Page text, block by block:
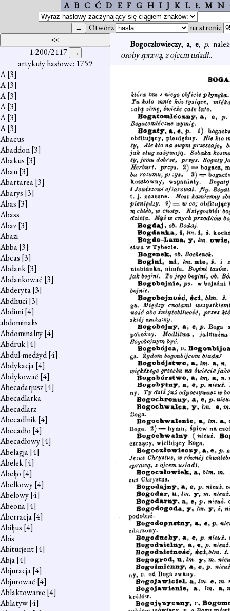
A B C Ć D E F G H I J K L Ł M N
Otwórz na stronie
1-200/2117
artykuły hasłowe: 1759
A[3]
A[3]
A[3]
A[3]
A[3]
A[3]
Abacus
Abaddon[3]
Abakus [3]
Aban[3]
Abartarea[3]
Abarys [3]
Abas [3]
Abass
Abaz[3]
Abazi
Abba[3]
Abcas [3]
Abdank[3]
Abdankować [3]
Abderyta[3]
Abdhuci[3]
Abdimi[4]
abdominalis
Abdominalny[4]
Abdruk[4]
Abdul-medżyd[4]
Abdykacja[4]
Abdykować [4]
Abecadarjusz[4]
Abecadlarka
Abecadlarz
Abecadlnik[4]
Abecadło [4]
Abecadłowy[4]
Abelagja[4]
Abelek[4]
Abeljo [4]
Abelkowy[4]
Abelowy[4]
Abeona[4]
Aberracja[4]
Abiljus [4]
Abis
Abiturjent[4]
Abja[4]
Abjuracja[4]
Abjurować [4]
Ablaktowanie [4]
Ablatyw[4]
Bogoczłowieczy, a, e, p.
osoby sprawą,z ojcem usiadł..